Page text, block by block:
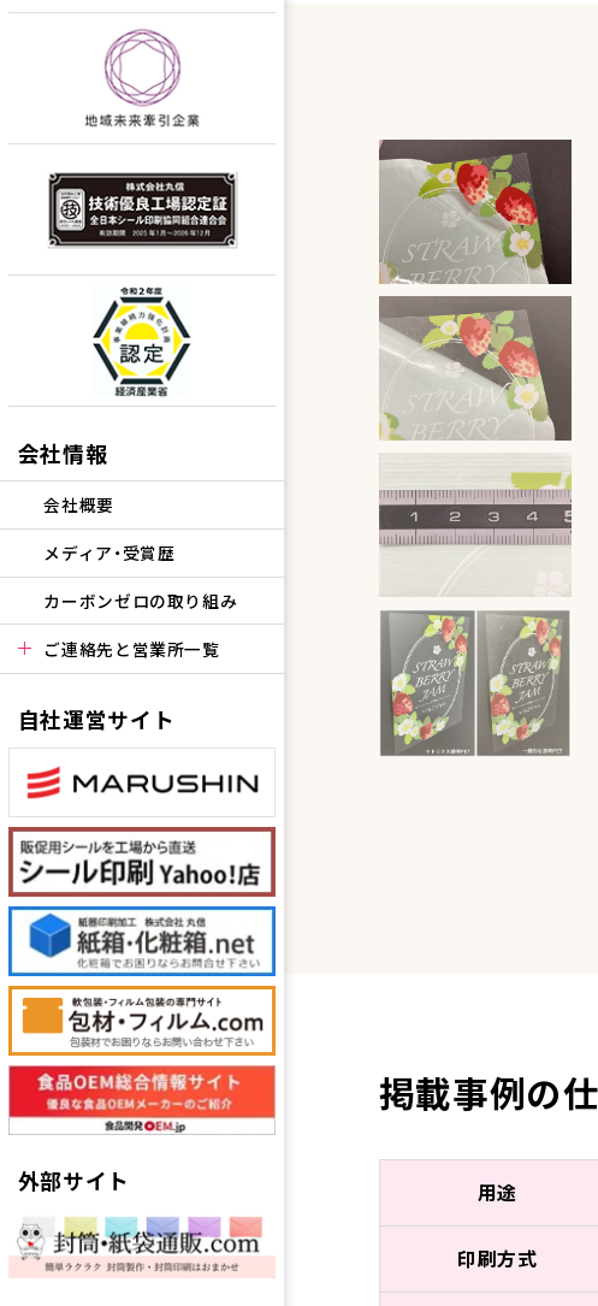
会社情報
会社概要
メディア・受賞歴
カーボンゼロの取り組み
ご連絡先と営業所一覧
自社運営サイト
外部サイト
掲載事例の
用途
印刷方式